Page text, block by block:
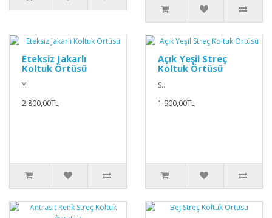
Eteksiz Jakarlı
Koltuk Örtüsü
Y..
2.800,00TL
Açık Yeşil Streç
Koltuk Örtüsü
S..
1.900,00TL